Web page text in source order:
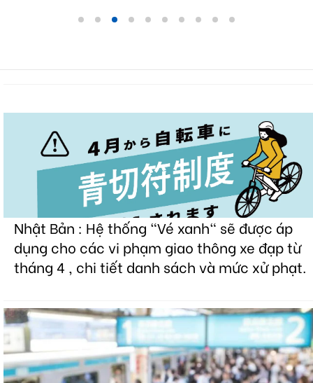
Nhật Bản : Hệ thống "Vé xanh" sẽ được áp
dụng cho các vi phạm giao thông xe đạp từ
tháng 4 , chi tiết danh sách và mức xử phạt.